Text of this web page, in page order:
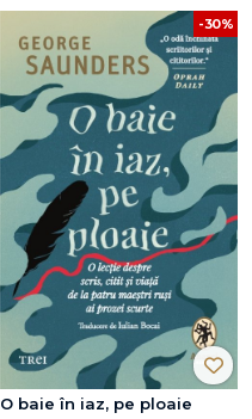
-30%
O baie în iaz, pe ploaie